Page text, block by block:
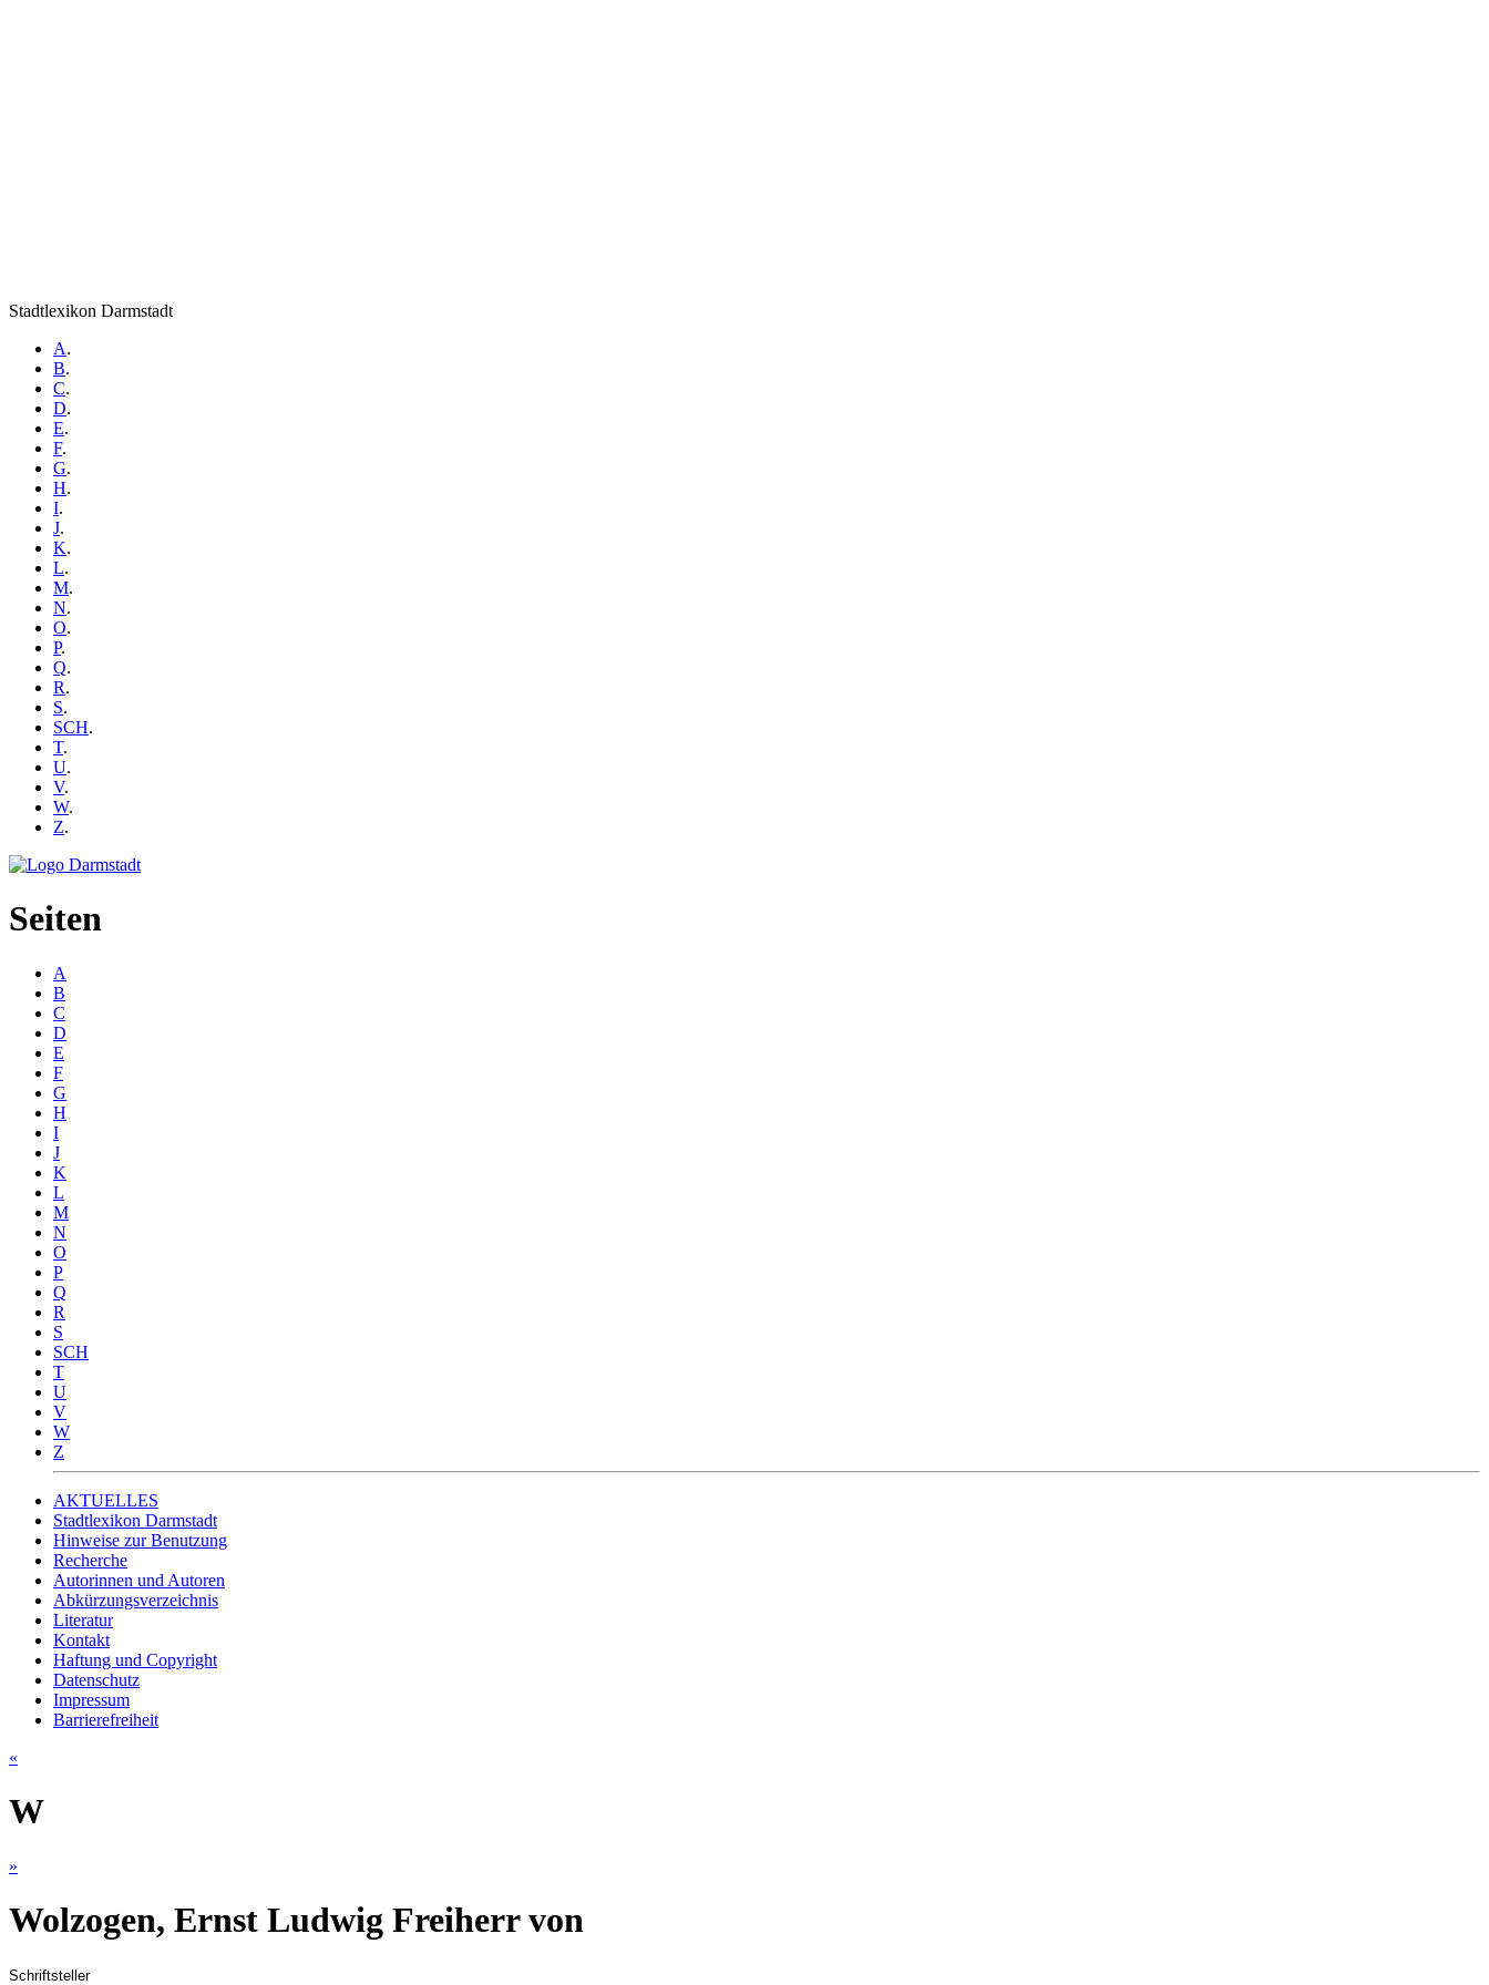
Stadtlexikon Darmstadt
A.
B.
C.
D.
E.
F.
G.
H.
I.
J.
K.
L.
M.
N.
O.
P.
Q.
R.
S.
SCH.
T.
U.
V.
W.
Z.
Seiten
A
B
C
D
E
F
G
H
I
J
K
L
M
N
O
P
Q
R
S
SCH
T
U
V
W
Z
AKTUELLES
Stadtlexikon Darmstadt
Hinweise zur Benutzung
Recherche
Autorinnen und Autoren
Abkürzungsverzeichnis
Literatur
Kontakt
Haftung und Copyright
Datenschutz
Impressum
Barrierefreiheit
«
W
»
Wolzogen, Ernst Ludwig Freiherr von
Schriftsteller